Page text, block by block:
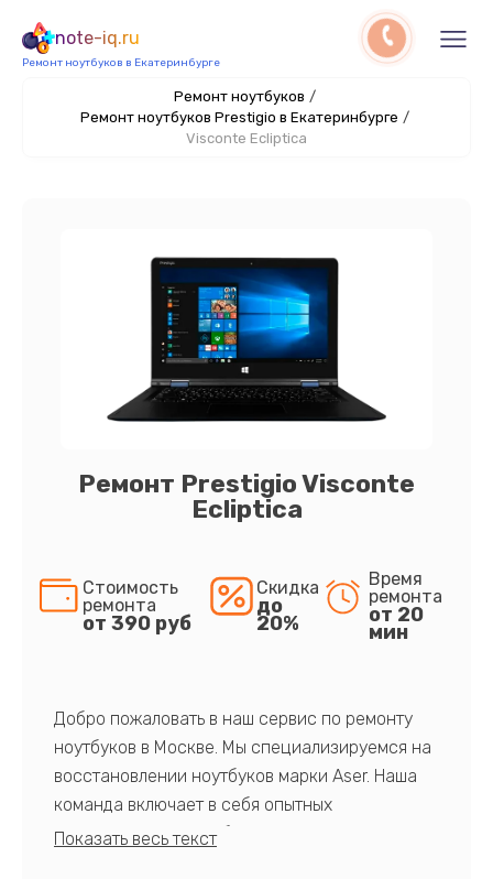
note-iq.ru
Ремонт ноутбуков в Екатеринбурге
Ремонт ноутбуков /
Ремонт ноутбуков Prestigio в Екатеринбурге /
Visconte Ecliptica
Ремонт Prestigio Visconte
Ecliptica
Стоимость
ремонта
от 390 руб
Скидка
до
20%
Время
ремонта
от 20
мин
Добро пожаловать в наш сервис по ремонту
ноутбуков в Москве. Мы специализируемся на
восстановлении ноутбуков марки Aser. Наша
команда включает в себя опытных
профессионалов с обширными знаниями и